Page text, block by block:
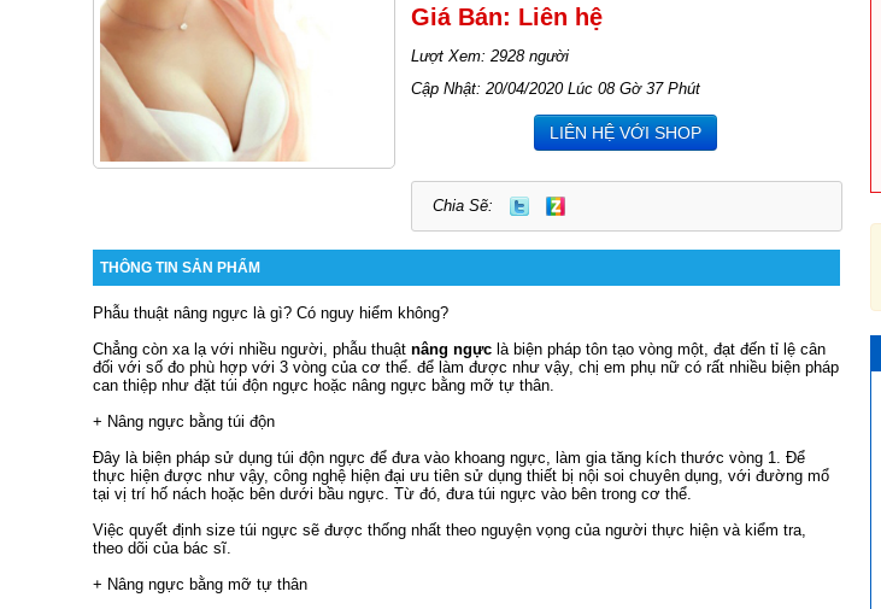
Giá Bán: Liên hệ
Lượt Xem: 2928 người
Cập Nhật: 20/04/2020 Lúc 08 Gờ 37 Phút
LIÊN HỆ VỚI SHOP
Chia Sẽ:
THÔNG TIN SẢN PHẨM
Phẫu thuật nâng ngực là gì? Có nguy hiểm không?
Chẳng còn xa lạ với nhiều người, phẫu thuật nâng ngực là biện pháp tôn tạo vòng một, đạt đến tỉ lệ cân
đối với số đo phù hợp với 3 vòng của cơ thể. để làm được như vậy, chị em phụ nữ có rất nhiều biện pháp
can thiệp như đặt túi độn ngực hoặc nâng ngực bằng mỡ tự thân.
+ Nâng ngực bằng túi độn
Đây là biện pháp sử dụng túi độn ngực để đưa vào khoang ngực, làm gia tăng kích thước vòng 1. Để
thực hiện được như vậy, công nghệ hiện đại ưu tiên sử dụng thiết bị nội soi chuyên dụng, với đường mổ
tại vị trí hố nách hoặc bên dưới bầu ngực. Từ đó, đưa túi ngực vào bên trong cơ thể.
Việc quyết định size túi ngực sẽ được thống nhất theo nguyện vọng của người thực hiện và kiểm tra,
theo dõi của bác sĩ.
+ Nâng ngực bằng mỡ tự thân